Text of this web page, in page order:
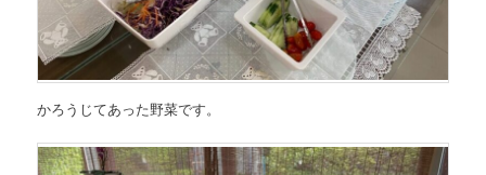
かろうじてあった野菜です。